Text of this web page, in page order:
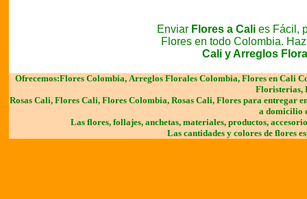
Enviar Flores a Calies Fácil,
Flores en todo Colombia.
Cali y Arreglos
Ofrecemos:Flores Colombia, Arreglos Florales Colombia, Flores en Cali
Floristerias,
Rosas Cali, Flores Cali, Flores Colombia, Rosas Cali, Flores para entregar
a domicilio
Las flores, follajes, anchetas, materiales, productos,
Las cantidades y colores de flores